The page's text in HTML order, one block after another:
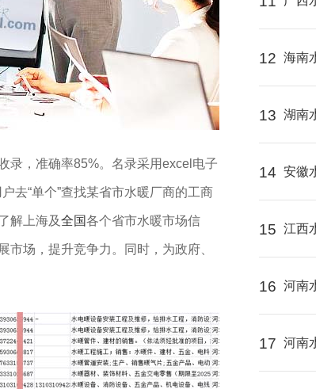
录，准确率85%。名录采用excel电子
去“单个”查找某省市水暖厂商的工商
解上海及全国各个省市水暖市场信
场，提升竞争力。同时，为政府、
12 海南
13 湖南
14 安徽
15 江西
16 河南
17 河南